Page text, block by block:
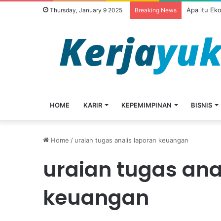
Thursday, January 9 2025 Breaking News Apa itu
HOME KARIR KEPEMIMPINAN BISNIS
Home / uraian tugas analis laporan keuangan
uraian tugas
keuangan